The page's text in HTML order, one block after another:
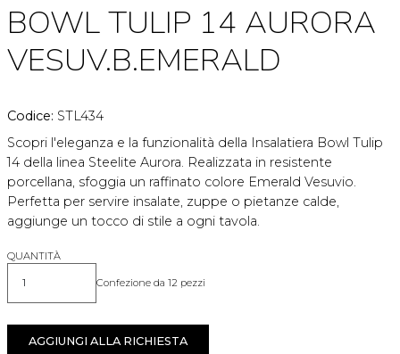
BOWL TULIP 14 AURORA
VESUV.B.EMERALD
Codice: STL434
Scopri l'eleganza e la funzionalità della Insalatiera Bowl Tulip
14 della linea Steelite Aurora. Realizzata in resistente
porcellana, sfoggia un raffinato colore Emerald Vesuvio.
Perfetta per servire insalate, zuppe o pietanze calde,
aggiunge un tocco di stile a ogni tavola.
QUANTITÀ
Quantità Confezione da 12 pezzi
AGGIUNGI ALLA RICHIESTA